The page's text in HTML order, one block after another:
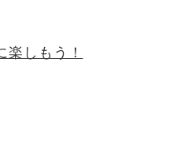
しもう！